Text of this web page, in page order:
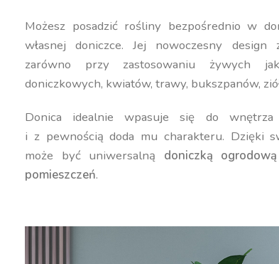
Możesz posadzić rośliny bezpośrednio w
własnej doniczce. Jej nowoczesny
zarówno przy zastosowaniu żywych
doniczkowych, kwiatów, trawy, bukszpanów,
Donica idealnie wpasuje się do wnętrza
i z pewnością doda mu charakteru. Dzięki
może być uniwersalną doniczką ogrodową
pomieszczeń.